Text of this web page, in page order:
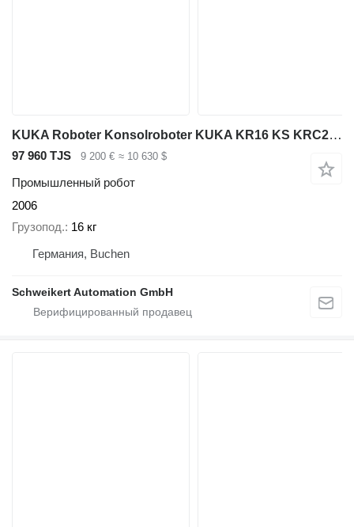
KUKA Roboter Konsolroboter KUKA KR16 KS KRC2ed05 Bj.2006 Euromap 67 S
97 960 TJS 9 200 € ≈ 10 630 $
Промышленный робот
2006
Грузопод. 16 кг
Германия, Buchen
Schweikert Automation GmbH